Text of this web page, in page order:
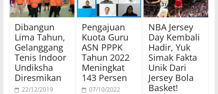
Dibangun
Lima Tahun,
Gelanggang
Tenis Indoor
Undiksha
Diresmikan
22/12/2019
Pengajuan
Kuota Guru
ASN PPPK
Tahun 2022
Meningkat
143 Persen
07/10/2022
NBA Jersey
Day Kembali
Hadir, Yuk
Simak Fakta
Unik Dari
Jersey Bola
Basket!